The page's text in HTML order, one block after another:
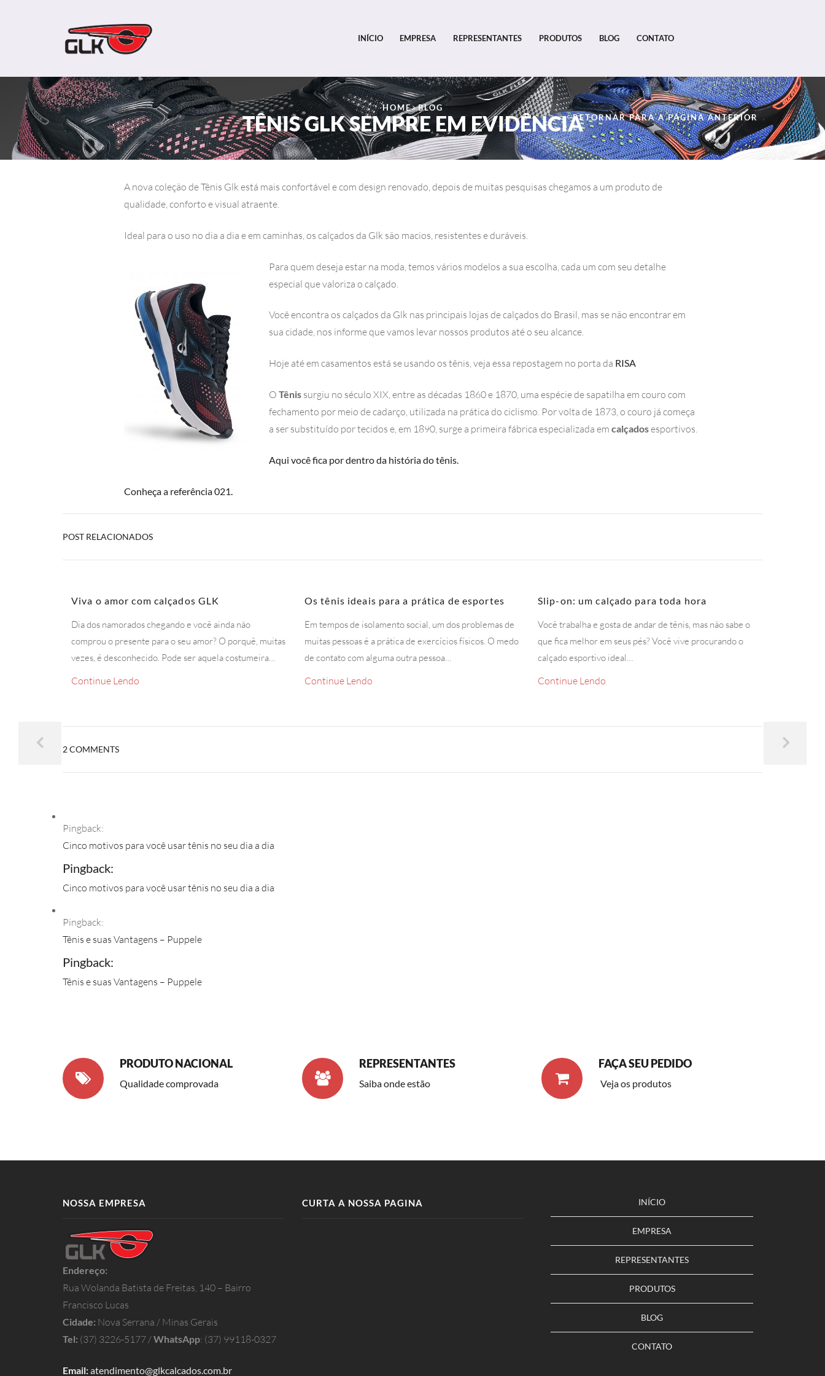
INÍCIO EMPRESA REPRESENTANTES PRODUTOS BLOG CONTATO
HOME
BLOG
RETORNAR PARA A PÁGINA ANTERIOR
TÊNIS GLK SEMPRE EM EVIDÊNCIA
A nova coleção de Tênis Glk está mais confortável e com design renovado, depois de muitas pesquisas chegamos a um produto de
qualidade, conforto e visual atraente.
Ideal para o uso no dia a dia e em caminhas, os calçados da Glk são macios, resistentes e duráveis.
Para quem deseja estar na moda, temos vários modelos a sua escolha, cada um com seu detalhe
especial que valoriza o calçado.
Você encontra os calçados da Glk nas principais lojas de calçados do Brasil, mas se não encontrar em
sua cidade, nos informe que vamos levar nossos produtos até o seu alcance.
Hoje até em casamentos está se usando os tênis, veja essa repostagem no porta da RISA
OTênis surgiu no século XIX, entre as décadas 1860 e 1870, uma espécie de sapatilha em couro com
fechamento por meio de cadarço, utilizada na prática do ciclismo. Por volta de 1873, o couro já começa
a ser substituído por tecidos e, em 1890, surge a primeira fábrica especializada emcalçadosesportivos.
Aqui você fica por dentro da história do tênis.
Conheça a referência 021.
POST RELACIONADOS
Viva o amor com calçados GLK
Dia dos namorados chegando e você ainda não
comprou o presente para o seu amor? O porquê, muitas
vezes, é desconhecido. Pode ser aquela costumeira…
Continue Lendo
Os tênis ideais para a prática de esportes
Em tempos de isolamento social, um dos problemas de
muitas pessoas é a prática de exercícios físicos. O medo
de contato com alguma outra pessoa…
Continue Lendo
Slip-on: um calçado para toda hora
Você trabalha e gosta de andar de tênis, mas não sabe o
que fica melhor em seus pés? Você vive procurando o
calçado esportivo ideal…
Continue Lendo
Vitrine
dessas.
2 COMMENTS
Pingback:
Cinco motivos para você usar tênis no seu dia a dia
Pingback:
Cinco motivos para você usar tênis no seu dia a dia
Pingback:
Tênis e suas Vantagens – Puppele
Pingback:
Tênis e suas Vantagens – Puppele
PRODUTO NACIONAL
Qualidade comprovada
REPRESENTANTES
Saiba onde estão
FAÇA SEU PEDIDO
Veja os produtos
NOSSA EMPRESA
Endereço:
Rua Wolanda Batista de Freitas, 140 – Bairro
Francisco Lucas
Cidade: Nova Serrana / Minas Gerais
Tel: (37) 3226-5177 /WhatsApp: (37) 99118-0327
Email:atendimento@glkcalcados.com.br
CURTA A NOSSA PAGINA INÍCIO
EMPRESA
REPRESENTANTES
PRODUTOS
BLOG
CONTATO